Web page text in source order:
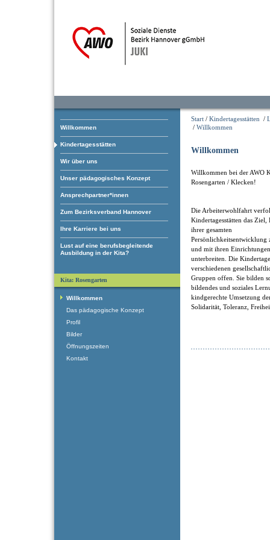
Willkommen
Kindertagesstätten
Wir über uns
Unser pädagogisches Konzept
Ansprechpartner*innen
Zum Bezirksverband Hannover
Ihre Karriere bei uns
Lust auf eine berufsbegleitende
Ausbildung in der Kita?
Start / Kindertagesstätten /
/ Willkommen
Willkommen
Willkommen bei der AWO
Rosengarten / Klecken!
Die Arbeiterwohlfahrt
Kindertagesstätten das
ihrer gesamten
Persönlichkeitsentwicklung
und mit ihren
unterbreiten. Die
verschiedenen
Gruppen offen. Sie bilden
bildendes und soziales
kindgerechte Umsetzung
Solidarität, Toleranz,
Kita: Rosengarten
Willkommen
Das pädagogische Konzept
Profil
Bilder
Öffnungszeiten
Kontakt